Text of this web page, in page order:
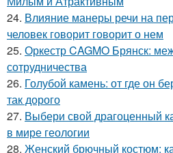
24. Влияние манеры речи на
человек говорит говорит о нем
25. Оркестр CAGMO Брянск:
сотрудничества
26. Голубой камень: от где он
так дорого
27. Выбери свой драгоценный
в мире геологии
28. Женский брючный костюм: